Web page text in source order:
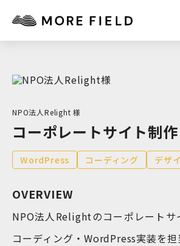
SERVICE
Q&A
NEWS
CONTACT
NPO法人Relight 様
コーポレートサイト制作
WordPress コーディング デザ
OVERVIEW
NPO法人Relightのコーポレートサ
コーディング・WordPress実装を